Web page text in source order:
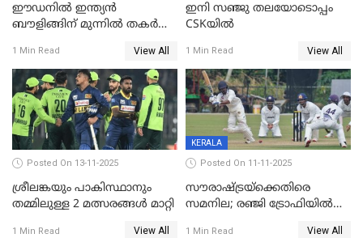
ഈഡനിൽ ഇന്ത്യൻ
ബൗളിങ്ങിന് മുന്നിൽ തകർന്ന്
പുറത്ത്; ബുമ്രയ്ക്ക് അഞ്ച്
വിക്കറ്റ്
1 Min Read View All
ഇനി സഞ്ജു തലയോടൊപ്പം
CSKയിൽ
1 Min Read View All
Posted On 13-11-2025
ശ്രീലങ്കയും പാകിസ്ഥാനും
തമ്മിലുള്ള 2 മത്സരങ്ങള്‍ മാറ്റി
1 Min Read View All
KERALA
Posted On 11-11-2025
സൗരാഷ്ട്രയ്‌ക്കെതിരെ
സമനില; രഞ്ജി ട്രോഫിയിൽ
1 Min Read View All